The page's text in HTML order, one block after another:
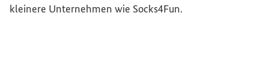
kleinere Unternehmen wie Socks4Fun.